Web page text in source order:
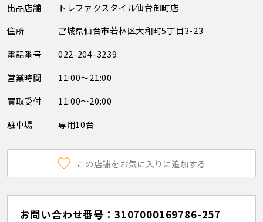
出品店舗
トレファクスタイル仙台卸町店
住所
宮城県仙台市若林区大和町5丁目3-23
電話番号
022-204-3239
営業時間
11:00～21:00
買取受付
11:00～20:00
駐車場
専用10台
この店舗をお気に入りに追加する
お問い合わせ番号：3107000169786-257